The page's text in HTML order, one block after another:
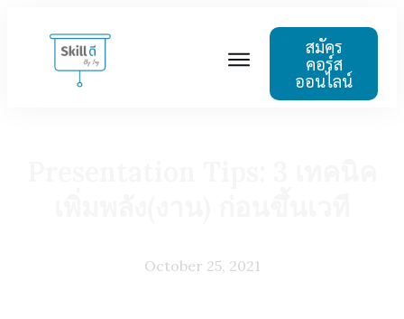
สมัคร
คอร์ส
ออนไลน์
October 25, 2021